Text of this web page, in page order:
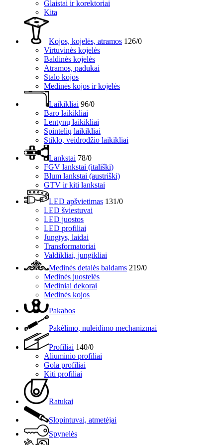
Glaistai ir korektoriai
Kita
Kojos, kojelės, atramos 126/0
Virtuvinės kojelės
Baldinės kojelės
Atramos, padukai
Stalo kojos
Medinės kojos ir kojelės
Laikikliai 96/0
Baro laikikliai
Lentynų laikikliai
Spintelių laikikliai
Stiklo, veidrodžio laikikliai
Lankstai 78/0
FGV lankstai (itališki)
Blum lankstai (austriški)
GTV ir kiti lankstai
LED apšvietimas 131/0
LED šviestuvai
LED juostos
LED profiliai
Jungtys, laidai
Transformatoriai
Valdikliai, jungikliai
Medinės detalės baldams 219/0
Medinės juostelės
Mediniai dekorai
Medinės kojos
Pakabos
Pakėlimo, nuleidimo mechanizmai
Profiliai 140/0
Aliuminio profiliai
Gola profiliai
Kiti profiliai
Ratukai
Slopintuvai, atmetėjai
Spynelės